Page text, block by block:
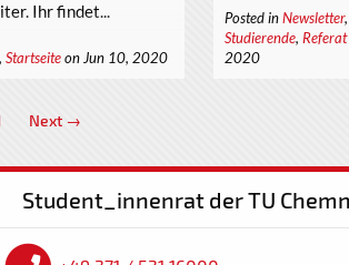
, Startseiteon Jun 10, 2020
Ihr findet...
Posted inNewsletter,
Studierende,
2020
Liebe
und im
persönlich für
2.300
Next →
Student_innenrat der TU